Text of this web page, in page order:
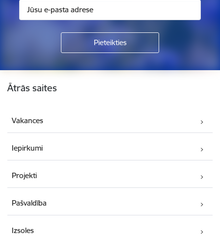
Kājene
Ātrās saites
Vakances
Iepirkumi
Projekti
Pašvaldība
Izsoles